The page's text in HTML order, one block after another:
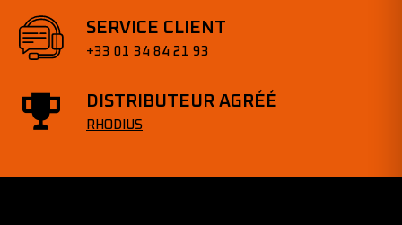
SERVICE CLIENT
+33 01 34 84 21 93
DISTRIBUTEUR AGRÉÉ
RHODIUS